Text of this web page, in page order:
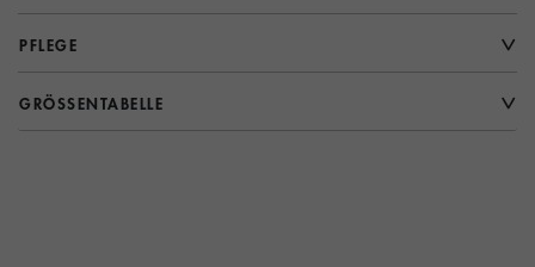
PFLEGE
GRÖSSENTABELLE